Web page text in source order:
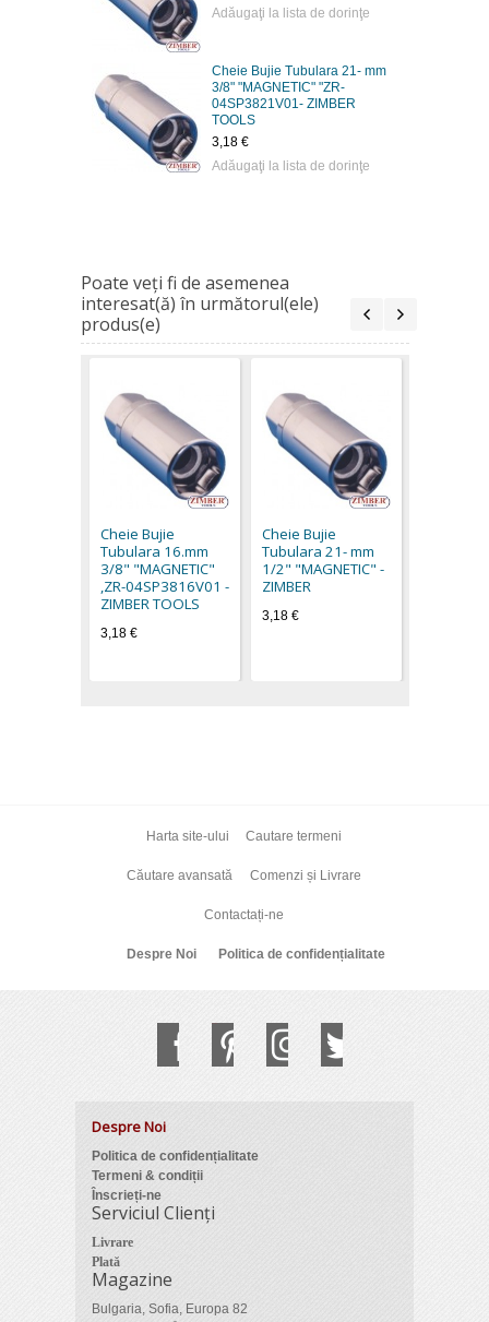
Adăugaţi la lista de dorinţe
Cheie Bujie Tubulara 21- mm
3/8" "MAGNETIC" "ZR-
04SP3821V01- ZIMBER
TOOLS
3,18 €
Adăugaţi la lista de dorinţe
Poate veţi fi de asemenea
interesat(ă) în următorul(ele)
produs(e)
Cheie Bujie
Tubulara 16.mm
3/8" "MAGNETIC"
,ZR-04SP3816V01 -
ZIMBER TOOLS
3,18 €
Cheie Bujie
Tubulara 21- mm
1/2" "MAGNETIC" -
ZIMBER
3,18 €
Harta site-ului Cautare termeni
Căutare avansată Comenzi și Livrare
Contactați-ne
Despre Noi Politica de confidențialitate
Despre Noi
Politica de confidențialitate
Termeni & condiții
Înscrieți-ne
Serviciul Clienți
Livrare
Plată
Magazine
Bulgaria, Sofia, Europa 82